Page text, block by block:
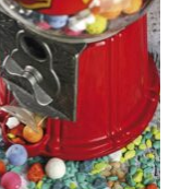
Ajouter
à la
wishlist